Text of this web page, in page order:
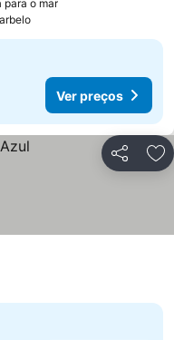
para o mar
Ver preços
Partilhar